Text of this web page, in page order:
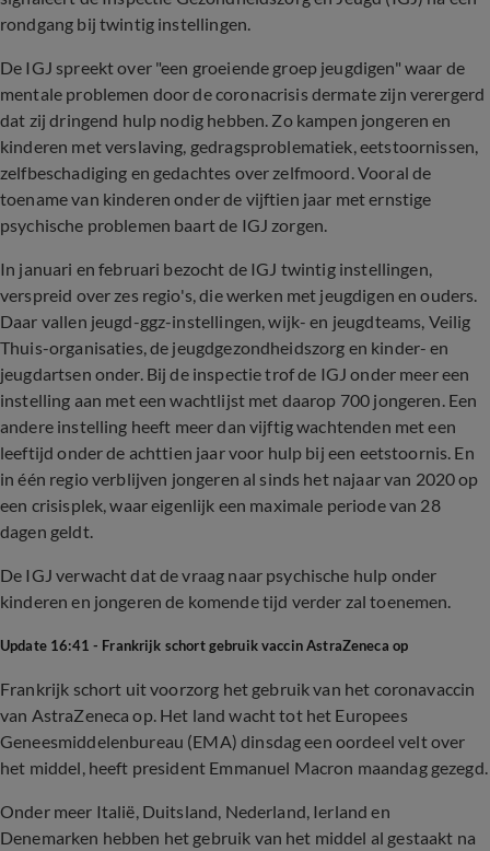
rondgang bij twintig instellingen.
De IGJ spreekt over "een groeiende groep jeugdigen" waar de
mentale problemen door de coronacrisis dermate zijn verergerd
dat zij dringend hulp nodig hebben. Zo kampen jongeren en
kinderen met verslaving, gedragsproblematiek, eetstoornissen,
zelfbeschadiging en gedachtes over zelfmoord. Vooral de
toename van kinderen onder de vijftien jaar met ernstige
psychische problemen baart de IGJ zorgen.
In januari en februari bezocht de IGJ twintig instellingen,
verspreid over zes regio's, die werken met jeugdigen en ouders.
Daar vallen jeugd-ggz-instellingen, wijk- en jeugdteams, Veilig
Thuis-organisaties, de jeugdgezondheidszorg en kinder- en
jeugdartsen onder. Bij de inspectie trof de IGJ onder meer een
instelling aan met een wachtlijst met daarop 700 jongeren. Een
andere instelling heeft meer dan vijftig wachtenden met een
leeftijd onder de achttien jaar voor hulp bij een eetstoornis. En
in één regio verblijven jongeren al sinds het najaar van 2020 op
een crisisplek, waar eigenlijk een maximale periode van 28
dagen geldt.
De IGJ verwacht dat de vraag naar psychische hulp onder
kinderen en jongeren de komende tijd verder zal toenemen.
Update 16:41 - Frankrijk schort gebruik vaccin AstraZeneca op
Frankrijk schort uit voorzorg het gebruik van het coronavaccin
van AstraZeneca op. Het land wacht tot het Europees
Geneesmiddelenbureau (EMA) dinsdag een oordeel velt over
het middel, heeft president Emmanuel Macron maandag gezegd.
Onder meer Italië, Duitsland, Nederland, Ierland en
Denemarken hebben het gebruik van het middel al gestaakt na